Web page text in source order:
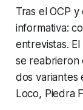
Tras el OCP y
informativa:
entrevistas.
se reabrieron
dos variantes
Loco, Piedra